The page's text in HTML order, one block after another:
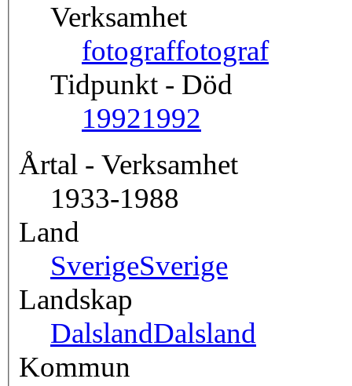
Verksamhet
fotograffotograf
Tidpunkt - Död
19921992
Årtal - Verksamhet
1933-1988
Land
SverigeSverige
Landskap
DalslandDalsland
Kommun